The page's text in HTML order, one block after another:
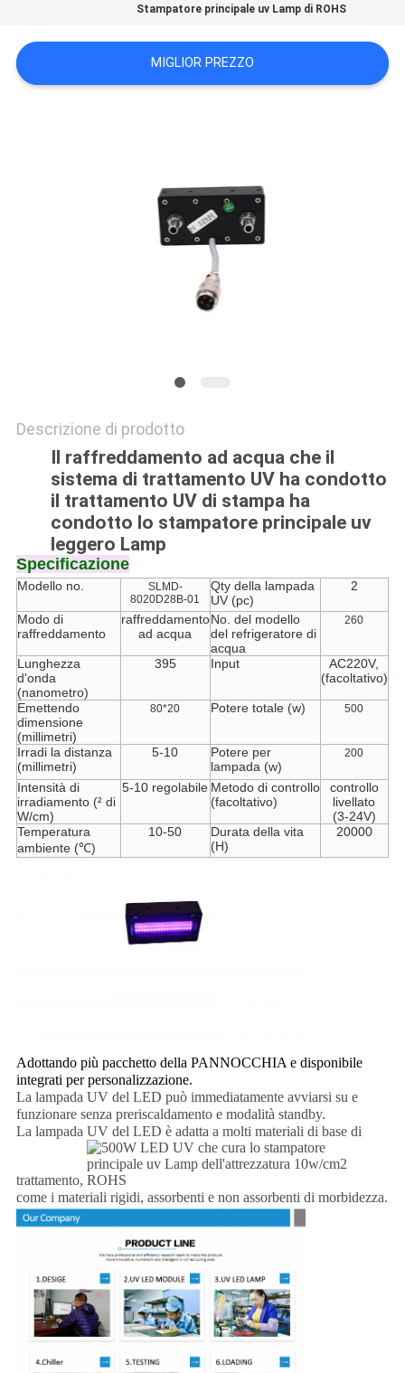
CITAZIONE
Stampatore principale uv Lamp di ROHS
MIGLIOR PREZZO
Descrizione di prodotto
Il raffreddamento ad acqua che il
sistema di trattamento UV ha condotto
il trattamento UV di stampa ha
condotto lo stampatore principale uv
leggero Lamp
Specificazione
Modello no.
SLMD-
8020D28B-01
Qty della lampada
UV (pc)
2
Modo di
raffreddamento
raffreddamento
ad acqua
No. del modello
del refrigeratore di
acqua
260
Lunghezza
d'onda
(nanometro)
395 Input
AC220V,
(facoltativo)
Emettendo
dimensione
(millimetri)
80*20 Potere totale (w) 500
Irradi la distanza
(millimetri)
5-10
Potere per
lampada (w)
200
Intensità di
irradiamento (² di
W/cm)
5-10 regolabile Metodo di controllo
(facoltativo)
controllo
livellato
(3-24V)
Temperatura
ambiente (℃)
10-50
Durata della vita
(H)
20000
Adottando più pacchetto della PANNOCCHIA e disponibile
integrati per personalizzazione.
La lampada UV del LED può immediatamente avviarsi su e
funzionare senza preriscaldamento e modalità standby.
La lampada UV del LED è adatta a molti materiali di base di
trattamento,
come i materiali rigidi, assorbenti e non assorbenti di morbidezza.